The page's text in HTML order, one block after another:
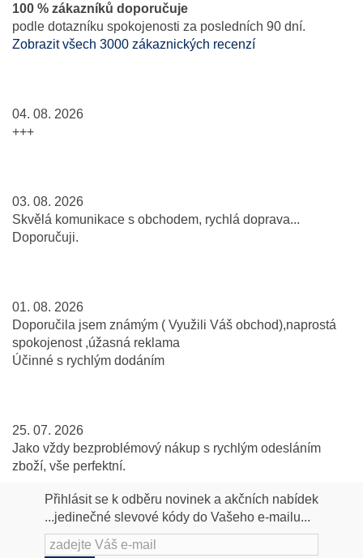
100 % zákazníků doporučuje
podle dotazníku spokojenosti za posledních 90 dní.
Zobrazit všech 3000 zákaznických recenzí
04. 08. 2026
+++
03. 08. 2026
Skvělá komunikace s obchodem, rychlá doprava...
Doporučuji.
01. 08. 2026
Doporučila jsem známým ( Využili Váš obchod),naprostá
spokojenost ,úžasná reklama
Účinné s rychlým dodáním
25. 07. 2026
Jako vždy bezproblémový nákup s rychlým odesláním
zboží, vše perfektní.
Přihlásit se k odběru novinek a akčních nabídek
...jedinečné slevové kódy do Vašeho e-mailu...